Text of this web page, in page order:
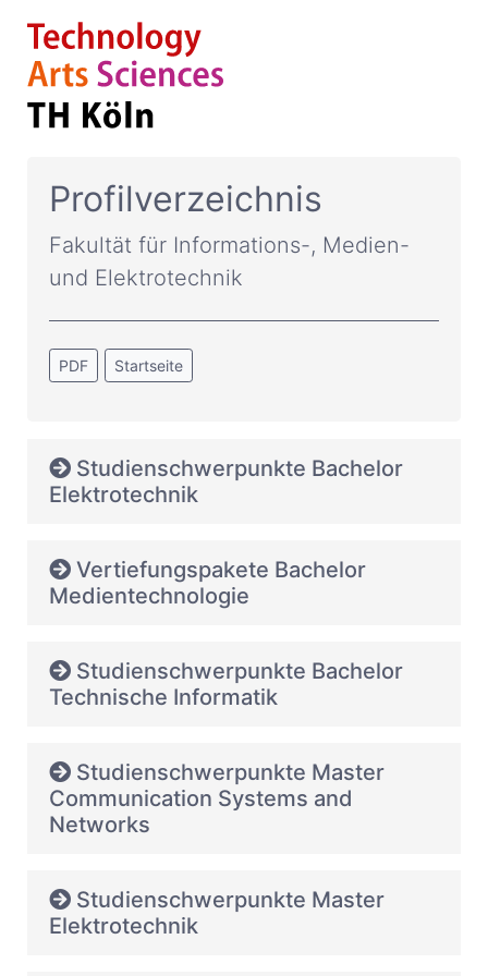
Profilverzeichnis
Fakultät für Informations-, Medien-
und Elektrotechnik
PDF Startseite
Studienschwerpunkte Bachelor
Elektrotechnik
Vertiefungspakete Bachelor
Medientechnologie
Studienschwerpunkte Bachelor
Technische Informatik
Studienschwerpunkte Master
Communication Systems and
Networks
Studienschwerpunkte Master
Elektrotechnik